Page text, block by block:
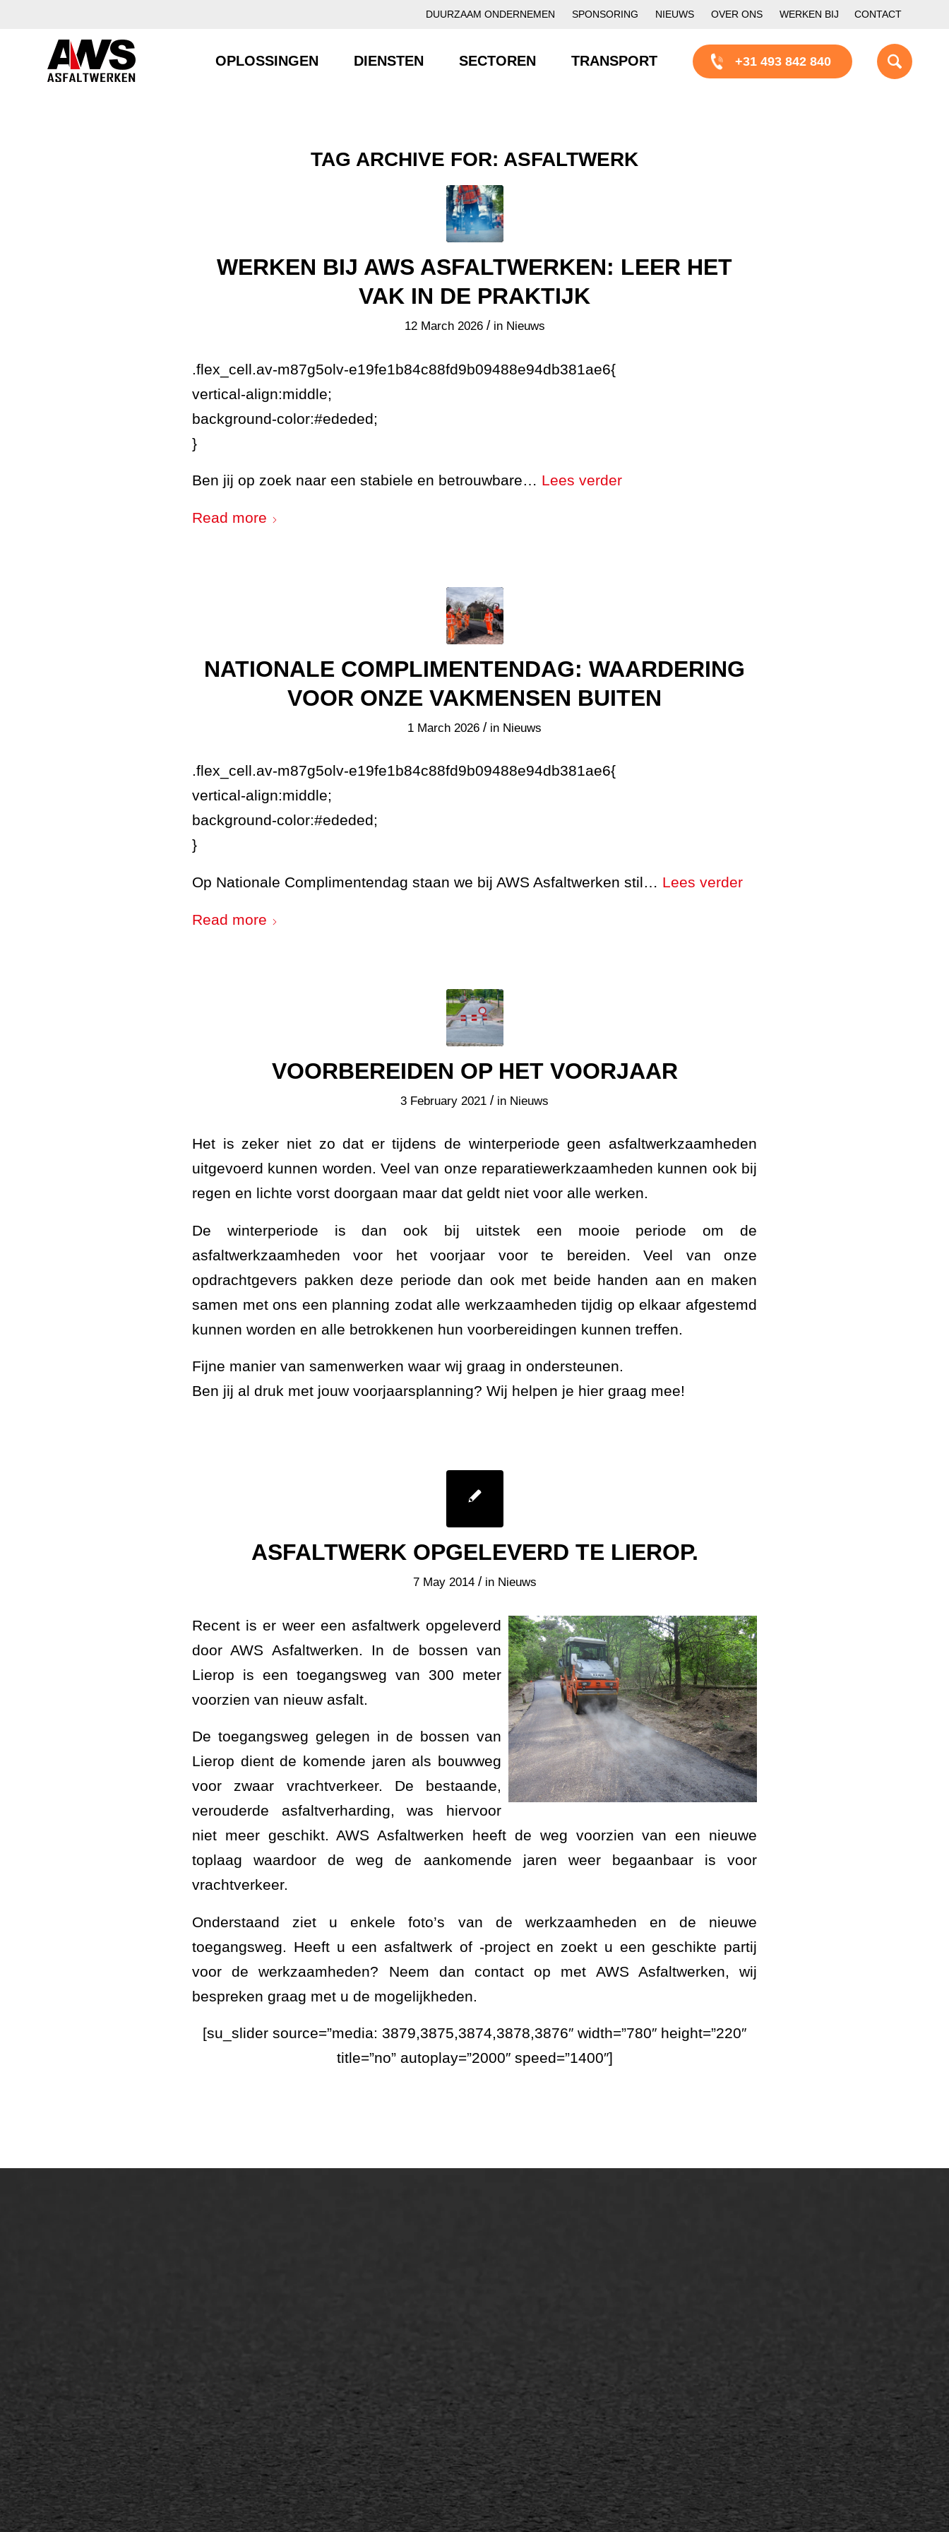
DUURZAAM ONDERNEMEN SPONSORING NIEUWS OVER ONS WERKEN BIJ CONTACT
OPLOSSINGEN DIENSTEN SECTOREN TRANSPORT +31 493 842 840
TAG ARCHIVE FOR: ASFALTWERK
WERKEN BIJ AWS ASFALTWERKEN: LEER HET
VAK IN DE PRAKTIJK
12 March 2026 / in Nieuws
.flex_cell.av-m87g5olv-e19fe1b84c88fd9b09488e94db381ae6{
vertical-align:middle;
background-color:#ededed;
}
Ben jij op zoek naar een stabiele en betrouwbare… Lees verder
Read more
NATIONALE COMPLIMENTENDAG: WAARDERING
VOOR ONZE VAKMENSEN BUITEN
1 March 2026 / in Nieuws
.flex_cell.av-m87g5olv-e19fe1b84c88fd9b09488e94db381ae6{
vertical-align:middle;
background-color:#ededed;
}
Op Nationale Complimentendag staan we bij AWS Asfaltwerken stil… Lees verder
Read more
VOORBEREIDEN OP HET VOORJAAR
3 February 2021 / in Nieuws
Het is zeker niet zo dat er tijdens de winterperiode geen asfaltwerkzaamheden
uitgevoerd kunnen worden. Veel van onze reparatiewerkzaamheden kunnen ook bij
regen en lichte vorst doorgaan maar dat geldt niet voor alle werken.
De winterperiode is dan ook bij uitstek een mooie periode om de
asfaltwerkzaamheden voor het voorjaar voor te bereiden. Veel van onze
opdrachtgevers pakken deze periode dan ook met beide handen aan en maken
samen met ons een planning zodat alle werkzaamheden tijdig op elkaar afgestemd
kunnen worden en alle betrokkenen hun voorbereidingen kunnen treffen.
Fijne manier van samenwerken waar wij graag in ondersteunen.
Ben jij al druk met jouw voorjaarsplanning? Wij helpen je hier graag mee!
ASFALTWERK OPGELEVERD TE LIEROP.
7 May 2014 / in Nieuws
Recent is er weer een asfaltwerk opgeleverd
door AWS Asfaltwerken. In de bossen van
Lierop is een toegangsweg van 300 meter
voorzien van nieuw asfalt.
De toegangsweg gelegen in de bossen van
Lierop dient de komende jaren als bouwweg
voor zwaar vrachtverkeer. De bestaande,
verouderde asfaltverharding, was hiervoor
niet meer geschikt. AWS Asfaltwerken heeft de weg voorzien van een nieuwe
toplaag waardoor de weg de aankomende jaren weer begaanbaar is voor
vrachtverkeer.
Onderstaand ziet u enkele foto’s van de werkzaamheden en de nieuwe
toegangsweg. Heeft u een asfaltwerk of -project en zoekt u een geschikte partij
voor de werkzaamheden? Neem dan contact op met AWS Asfaltwerken, wij
bespreken graag met u de mogelijkheden.
[su_slider source=”media: 3879,3875,3874,3878,3876″ width=”780″ height=”220″
title=”no” autoplay=”2000″ speed=”1400″]
Markering verlagen
WIJ WERKEN VOOR
GWW aannemers
Overheid
Bitumineuze voegvulling
Gietasfalt reparatie
Verwijderen markering
Vlakslijpen
Inschrijven nieuwsbrief
Duurzaam ondernemen